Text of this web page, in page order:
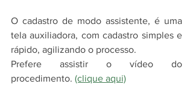
O cadastro de modo assistente, é uma
tela auxiliadora, com cadastro simples e
rápido, agilizando o processo.
Prefere assistir o vídeo do
procedimento. (clique aqui)